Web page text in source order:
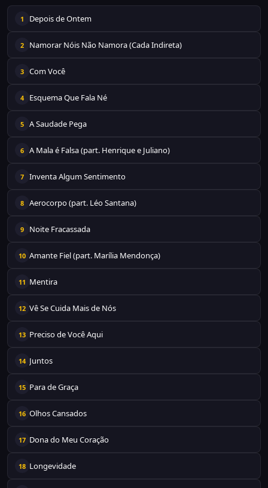
1 Depois de Ontem
2 Namorar Nóis Não Namora (Cada Indireta)
3 Com Você
4 Esquema Que Fala Né
5 A Saudade Pega
6 A Mala é Falsa (part. Henrique e Juliano)
7 Inventa Algum Sentimento
8 Aerocorpo (part. Léo Santana)
9 Noite Fracassada
10 Amante Fiel (part. Marília Mendonça)
11 Mentira
12 Vê Se Cuida Mais de Nós
13 Preciso de Você Aqui
14 Juntos
15 Para de Graça
16 Olhos Cansados
17 Dona do Meu Coração
18 Longevidade